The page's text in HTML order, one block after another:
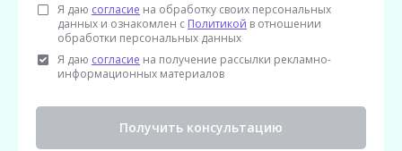
Я даю согласие на обработку своих персональных
данных и ознакомлен с Политикой в отношении
обработки персональных данных
Я даю согласие на получение рассылки рекламно-
информационных материалов
Получить консультацию